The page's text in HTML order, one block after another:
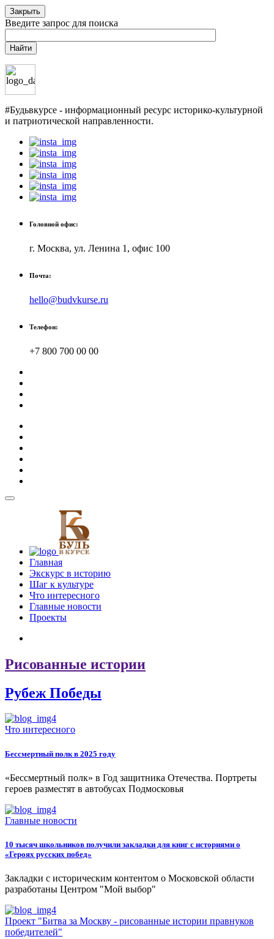
Закрыть
Введите запрос для поиска
Найти
#Будьвкурсе - информационный ресурс историко-культурной
и патриотической направленности.
Головной офис:
г. Москва, ул. Ленина 1, офис 100
Почта:
hello@budvkurse.ru
Телефон:
+7 800 700 00 00
Главная
Экскурс в историю
Шаг к культуре
Что интересного
Главные новости
Проекты
Рисованные истории
Рубеж Победы
Что интересного
Бессмертный полк в 2025 году
«Бессмертный полк» в Год защитника Отечества. Портреты
героев разместят в автобусах Подмосковья
Главные новости
10 тысяч школьников получили закладки для книг с историями о
«Героях русских побед»
Закладки с историческим контентом о Московской области
разработаны Центром "Мой выбор"
Проект "Битва за Москву - рисованные истории правнуков
победителей"